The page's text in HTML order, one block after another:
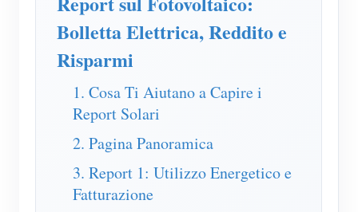
Caricatore EV
Simulatore IAMMETER
Misuratore virtuale
Sistema di previsione e simulazione energetica
Monitor del consumo elettrico
Negozio
Risorse
Bolletta Elettrica, Reddito e
Risparmi
1. Cosa Ti Aiutano a Capire i
Report Solari
2. Pagina Panoramica
3. Report 1: Utilizzo Energetico e
Fatturazione